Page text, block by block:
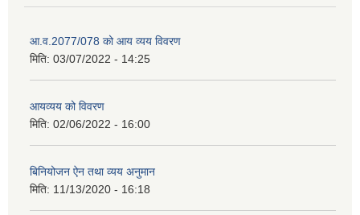
आ.व.2077/078 को आय व्यय विवरण
मिति: 03/07/2022 - 14:25
आयव्यय को विवरण
मिति: 02/06/2022 - 16:00
बिनियोजन ऐन तथा व्यय अनुमान
मिति: 11/13/2020 - 16:18